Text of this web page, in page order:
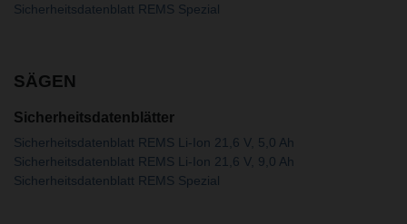
Sicherheitsdatenblatt REMS Spezial
SÄGEN
Sicherheitsdatenblätter
Sicherheitsdatenblatt REMS Li-Ion 21,6 V, 5,0 Ah
Sicherheitsdatenblatt REMS Li-Ion 21,6 V, 9,0 Ah
Sicherheitsdatenblatt REMS Spezial